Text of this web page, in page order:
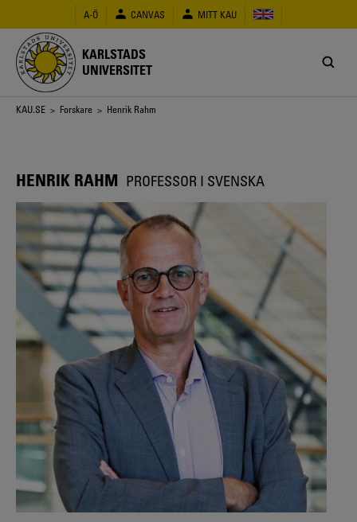
huvudinnehåll
A-Ö CANVAS MITT KAU
KARLSTADS
UNIVERSITET
Länkstig
KAU.SE > Forskare > Henrik Rahm
HENRIK RAHM PROFESSOR I SVENSKA